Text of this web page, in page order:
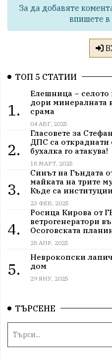
За да добавяте
впишете в
ТОП 5 СТАТИИ
1.
Елешница – селото
дори минералната
срама
04 АВГ, 2025
2.
Гласовете за
ДПС са откраднати
бухалка го атакува!
18 МАРТ, 2025
3.
Синът на Гъндата
майката на трите
Къде са
23 ФЕВ, 2025
4.
Росица Кирова от
ветрогенератори
Осоговската
28 АПР, 2025
5.
Неврокопски
дом
29 ЯНУ, 2025
ТЪРСЕНЕ